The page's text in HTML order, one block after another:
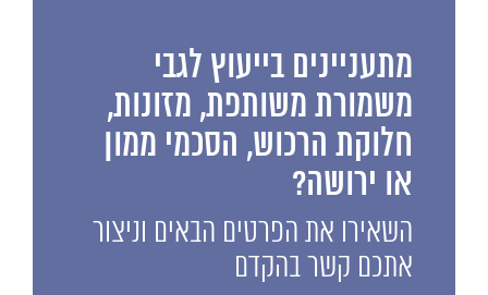
מתעניינים בייעוץ לגבי
משמורת משותפת, מזונות,
חלוקת הרכוש, הסכמי ממון
או ירושה?
השאירו את הפרטים הבאים וניצור
אתכם קשר בהקדם